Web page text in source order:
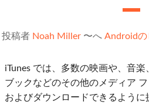
投稿者 Noah Miller 〜へ Androidの
iTunes では、多数の映画や、音
ブックなどのその他のメディア
およびダウンロードできるよう